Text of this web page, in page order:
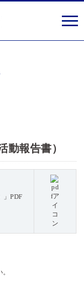
動報告書）
」PDF